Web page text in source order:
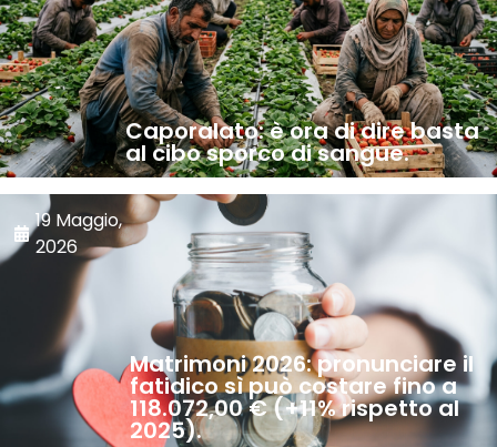
Caporalato: è ora di dire basta
al cibo sporco di sangue.
19 Maggio,
2026
Matrimoni 2026: pronunciare il
fatidico sì può costare fino a
118.072,00 € (+11% rispetto al
2025).